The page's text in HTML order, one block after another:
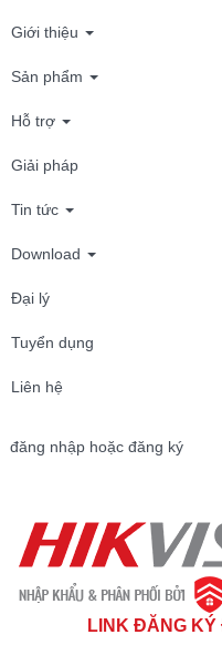
Giới thiệu
Sản phẩm
Hỗ trợ
Giải pháp
Tin tức
Download
Đại lý
Tuyển dụng
Liên hệ
đăng nhập hoặc đăng ký
LINK ĐĂNG